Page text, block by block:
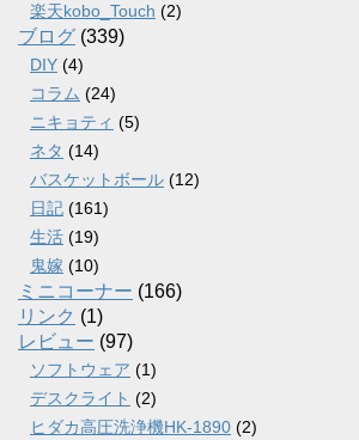
楽天kobo_Touch (2)
ブログ (339)
DIY (4)
コラム (24)
ニキョティ (5)
ネタ (14)
バスケットボール (12)
日記 (161)
生活 (19)
鬼嫁 (10)
ミニコーナー (166)
リンク (1)
レビュー (97)
ソフトウェア (1)
デスクライト (2)
ヒダカ高圧洗浄機HK-1890 (2)